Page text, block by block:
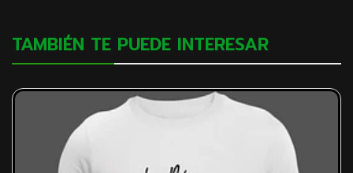
TAMBIÉN TE PUEDE INTERESAR